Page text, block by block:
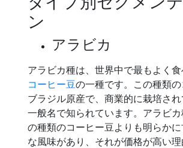
ン
アラビカ
アラビカ種は、世界中で最もよく
コーヒー豆の一種です。この種類
ブラジル原産で、商業的に栽培さ
一般名で知られています。アラビ
の種類のコーヒー豆よりも明らか
な風味があり、それが価格が高い